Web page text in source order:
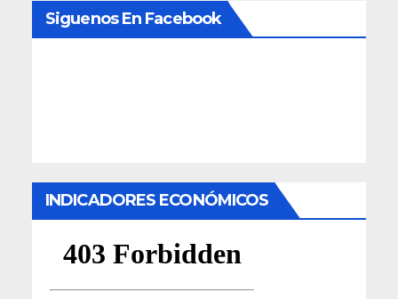
Siguenos En Facebook
INDICADORES ECONÓMICOS